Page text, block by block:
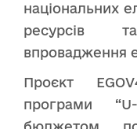
національних
ресурсів та
впровадження
Проєкт
програми